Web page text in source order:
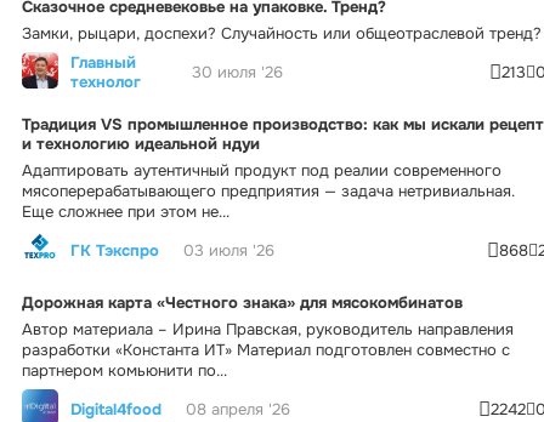
Сказочное средневековье на упаковке. Тренд?
Замки, рыцари, доспехи? Случайность или общеотраслевой тренд?
Главный
технолог
30 июля '26 213
Традиция VS промышленное производство: как мы искали рецепт
и технологию идеальной ндуи
Адаптировать аутентичный продукт под реалии современного
мясоперерабатывающего предприятия — задача нетривиальная.
Еще сложнее при этом не...
ГК Тэкспро
03 июля '26 868
Дорожная карта «Честного знака» для мясокомбинатов
Автор материала – Ирина Правская, руководитель направления
разработки «Константа ИТ» Материал подготовлен совместно с
партнером комьюнити по...
Digital4food
08 апреля '26 2242